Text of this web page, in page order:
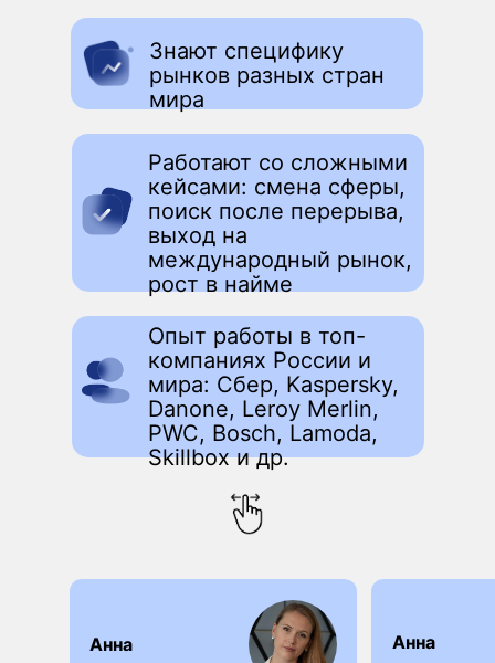
Знают специфику
рынков разных стран
мира
Работают со сложными
кейсами: смена сферы,
поиск после перерыва,
выход на
международный рынок,
рост в найме
Опыт работы в топ-
компаниях России и
мира: Сбер, Kaspersky,
Danone, Leroy Merlin,
PWC, Bosch, Lamoda,
Skillbox и др.
Анна
Анна
ИНН 666000246377
ИП Знаменская Анна Андреевна